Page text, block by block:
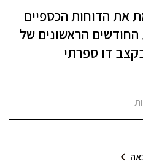
את הדוחות הכספיים
הראשונים של
דו ספרתי